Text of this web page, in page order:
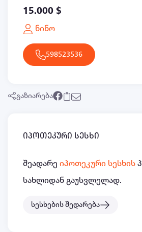
15.000 $
ნინო
598523536
გაზიარება
იპოთეკური სესხი
შეადარე იპოთეკური სესხის
სახლიდან გაუსვლელად.
სესხების შედარება